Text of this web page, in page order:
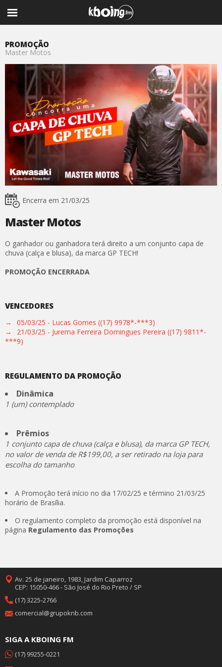
PROMOÇÃO
Master Motos
Encerra em 21/03/25
Master Motos
O ganhador ou ganhadora terá direito a um conjunto capa de
chuva (calça e blusa), da marca GP TECH!
PROMOÇÃO ENCERRADA
VENCEDORES
→
05/03/25 - Lucas Gomes ((17) 9978*-***3)
→
21/03/25 - Jurema Ferreira Domingues Pereira ((17) 9811*-
***9)
REGULAMENTO DA PROMOÇÃO
Dinâmica
1 (um) contemplado
Prêmios
1 conjunto capa de chuva (calça e blusa), da marca GP TECH,
no valor de venda de R$199,00, a ser retirado na loja para
escolha do tamanho
A Promoção terá início no dia 17/02/25 e término 21/03/25
horário de Brasília.
O regulamento completo da promoção está disponível na
página Regulamento das Promoções
Av. 25 de janeiro, 1983, Jardim Caparroz
CEP: 15050-466 - São José do Rio Preto / SP
(17) 3225-2766
comercial@grupoknb.com
SIGA A KBOING FM
(17) 99255-0221